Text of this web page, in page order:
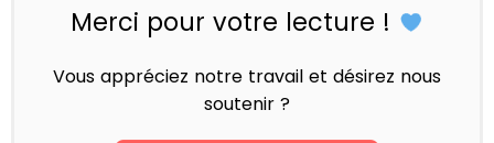
Merci pour votre lecture !
Vous appréciez notre travail et désirez nous
soutenir ?